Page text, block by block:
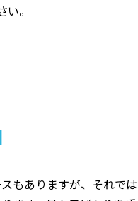
。
もありますが、それでは